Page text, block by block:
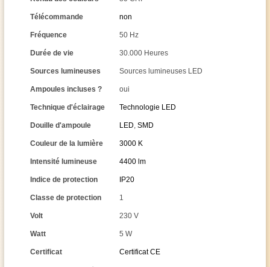
Télécommande non
Fréquence 50 Hz
Durée de vie 30.000 Heures
Sources lumineuses Sources lumineuses LED
Ampoules incluses ? oui
Technique d'éclairage Technologie LED
Douille d'ampoule LED, SMD
Couleur de la lumière 3000 K
Intensité lumineuse 4400 lm
Indice de protection IP20
Classe de protection 1
Volt 230 V
Watt 5 W
Certificat Certificat CE